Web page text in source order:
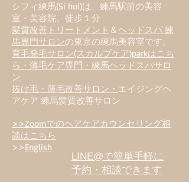
シフィ練馬(Si hui)は、 練馬駅前の美容
室・美容院、徒歩１分
髪質改善トリートメント ＆ヘッドスパ 練
馬専門サロンの東京の練馬美容室です。
育毛発毛サロン(スカルプケア)parkはこち
ら・薄毛ケア専門・練馬ヘッドスパサロ
ン
抜け毛・薄毛改善サロン・ エイジングヘ
アケア 練馬髪質改善サロン
>>Zoomでのヘアケアカウンセリング相
談はこちら
>>English
LINE@で簡単手軽に
予約・相談できます